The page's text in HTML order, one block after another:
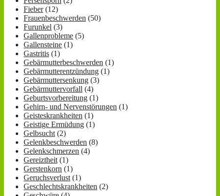
Fieber(12)
Frauenbeschwerden (50)
Furunkel (3)
Gallenprobleme (5)
Gallensteine (1)
Gastritis (1)
Gebärmutterbeschwerden (1)
Gebärmutterentzündung (1)
Gebärmuttersenkung (3)
Gebärmuttervorfall (4)
Geburtsvorbereitung (1)
Gehirn- und Nervenstörungen (1)
Geisteskrankheiten (1)
Geistige Ermüdung (1)
Gelbsucht (2)
Gelenkbeschwerden (8)
Gelenkschmerzen (4)
Gereiztheit (1)
Gerstenkorn (1)
Geruchsverlust (1)
Geschlechtskrankheiten (2)